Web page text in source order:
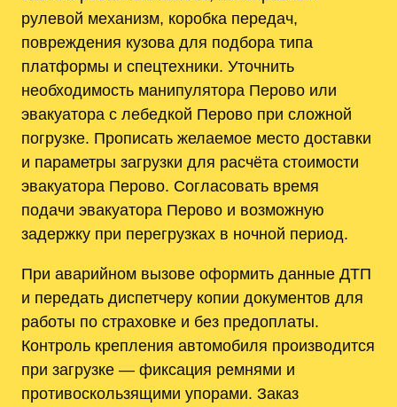
рулевой механизм, коробка передач,
повреждения кузова для подбора типа
платформы и спецтехники. Уточнить
необходимость манипулятора Перово или
эвакуатора с лебедкой Перово при сложной
погрузке. Прописать желаемое место доставки
и параметры загрузки для расчёта стоимости
эвакуатора Перово. Согласовать время
подачи эвакуатора Перово и возможную
задержку при перегрузках в ночной период.
При аварийном вызове оформить данные ДТП
и передать диспетчеру копии документов для
работы по страховке и без предоплаты.
Контроль крепления автомобиля производится
при загрузке — фиксация ремнями и
противоскользящими упорами. Заказ